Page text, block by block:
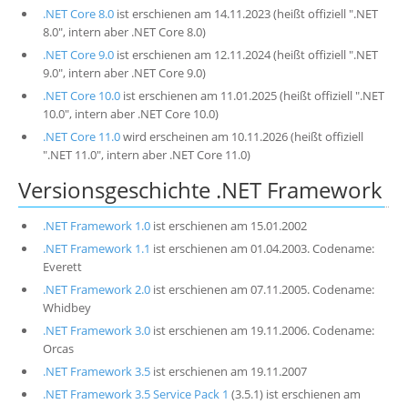
.NET Core 8.0ist erschienen am 14.11.2023 (heißt offiziell ".NET
8.0", intern aber .NET Core 8.0)
.NET Core 9.0ist erschienen am 12.11.2024 (heißt offiziell ".NET
9.0", intern aber .NET Core 9.0)
.NET Core 10.0ist erschienen am 11.01.2025 (heißt offiziell ".NET
10.0", intern aber .NET Core 10.0)
.NET Core 11.0wird erscheinen am 10.11.2026 (heißt offiziell
".NET 11.0", intern aber .NET Core 11.0)
Versionsgeschichte .NET Framework
.NET Framework 1.0ist erschienen am 15.01.2002
.NET Framework 1.1 ist erschienen am 01.04.2003. Codename:
Everett
.NET Framework 2.0ist erschienen am 07.11.2005. Codename:
Whidbey
.NET Framework 3.0ist erschienen am 19.11.2006. Codename:
Orcas
.NET Framework 3.5ist erschienen am 19.11.2007
.NET Framework 3.5 Service Pack 1 (3.5.1) ist erschienen am